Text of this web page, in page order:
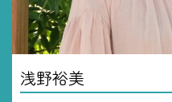
浅野裕美